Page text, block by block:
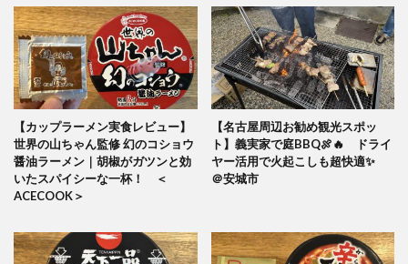
【カップラーメン実食レビュー】
世界の山ちゃん監修 幻のコショウ
醤油ラーメン｜胡椒がガツンと効
いたスパイシーな一杯！ ＜
ACECOOK＞
【名古屋周辺お勧め観光スポッ
ト】義実家で庭BBQ🍖🔥 ドライ
ヤー活用で火起こしも超快適✨
＠安城市